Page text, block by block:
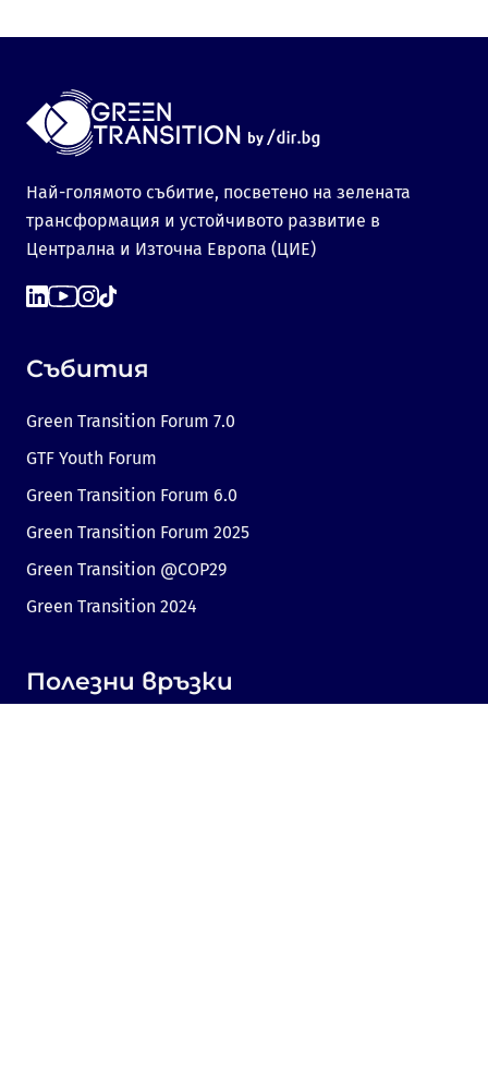
Най-голямото събитие, посветено на зелената
трансформация и устойчивото развитие в
Централна и Източна Европа (ЦИЕ)
Събития
Green Transition Forum 7.0
GTF Youth Forum
Green Transition Forum 6.0
Green Transition Forum 2025
Green Transition @COP29
Green Transition 2024
Полезни връзки